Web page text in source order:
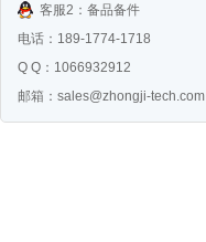
客服2：备品备件
电话：189-1774-1718
Q Q：1066932912
邮箱： sales@zhongji-tech.com